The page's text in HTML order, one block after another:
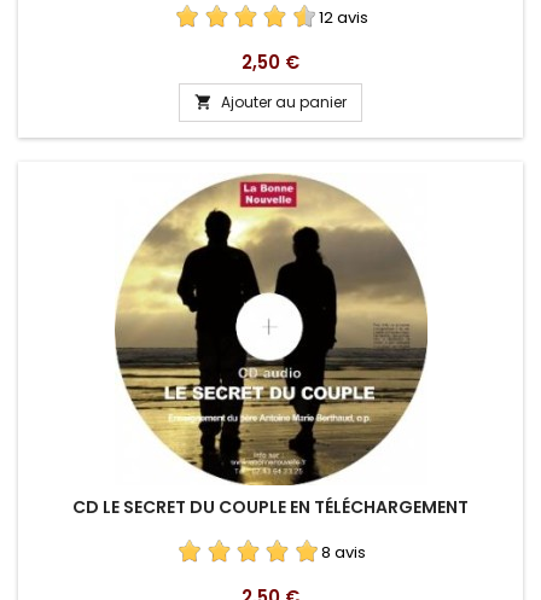
12 avis
Prix
2,50 €
 Ajouter au panier
CD LE SECRET DU COUPLE EN TÉLÉCHARGEMENT
8 avis